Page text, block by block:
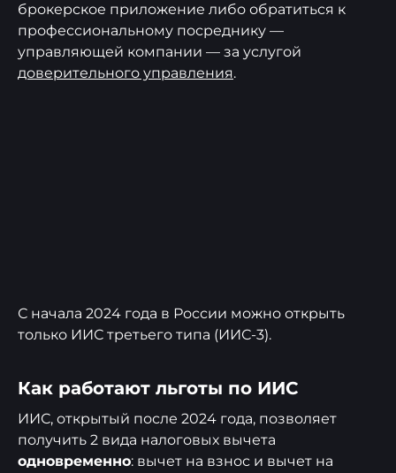
брокерское приложение либо обратиться к
профессиональному посреднику —
управляющей компании — за услугой
доверительного управления.
С начала 2024 года в России можно открыть
только ИИС третьего типа (ИИС-3).
Как работают льготы по ИИС
ИИС, открытый после 2024 года, позволяет
получить 2 вида налоговых вычета
одновременно: вычет на взнос и вычет на